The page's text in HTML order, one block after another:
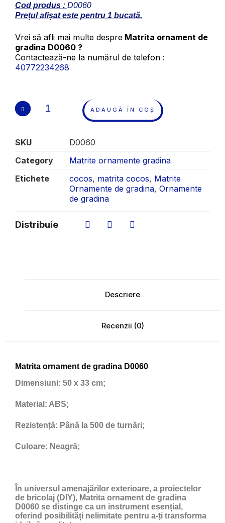
Cod produs : D0060
Prețul afișat este pentru 1 bucată.
Vrei să afli mai multe despre Matrita ornament de
gradina D0060 ?
Contactează-ne la numărul de telefon :
40772234268
ADAUGĂ ÎN COȘ
SKU
D0060
Category
Matrite ornamente gradina
Etichete
cocos, matrita cocos, Matrite
Ornamente de gradina, Ornamente
de gradina
Distribuie
Descriere
Recenzii (0)
Matrita ornament de gradina D0060
Dimensiuni: 50 x 33 cm;
Material: ABS;
Rezistență: Până la 500 de turnări;
Culoare: Neagră;
În universul amenajărilor exterioare, a proiectelor
de bricolaj (DIY), Matrita ornament de gradina
D0060 se distinge ca un instrument esențial,
oferind posibilități nelimitate pentru a-ți transforma